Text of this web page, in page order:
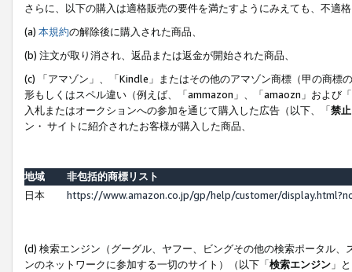
さらに、以下の購入は適格販売の要件を満たすようにみえても、不適
(a) 本規約の解除後に購入された商品、
(b) 注文が取り消され、返品または返金が開始された商品、
(c) 「アマゾン」、「Kindle」またはその他のアマゾン商標（甲の商
形もしくはスペル違い（例えば、「ammazon」、「amaozn」および
入札またはオークションへの参加を通じて購入した広告（以下、「禁
ン・ サイトに紹介されたお客様が購入した商品、
地域
非包括的商標リスト
日本
https://www.amazon.co.jp/gp/help/customer/
(d) 検索エンジン（グーグル、ヤフー、ビングその他の検索ポータル
ンのネットワークに参加する一切のサイト）（以下「検索エンジン 」